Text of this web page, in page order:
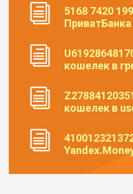
5168 7420
ПриватБанка
кошелек в
кошелек в